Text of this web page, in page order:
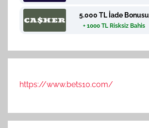
5.000 TL İade Bonusu
+ 1000 TL Risksiz Bahis
https://www.bets10.com/